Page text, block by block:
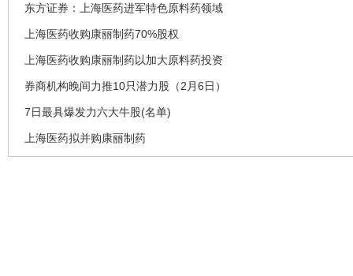
东方证券：上海医药进军特色原料药领域
上海医药收购康丽制药70%股权
上海医药收购康丽制药以加大原料药投资
券商机构晚间力推10只潜力股（2月6日）
7日最具爆发力六大牛股(名单)
上海医药拟并购康丽制药